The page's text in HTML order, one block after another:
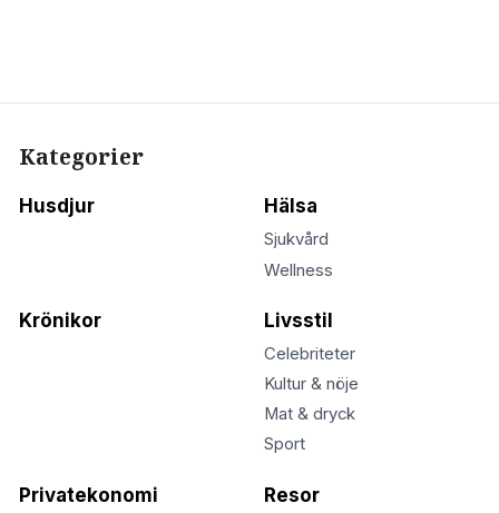
Kategorier
Husdjur Hälsa
Sjukvård
Wellness
Krönikor Livsstil
Celebriteter
Kultur & nöje
Mat & dryck
Sport
Privatekonomi Resor